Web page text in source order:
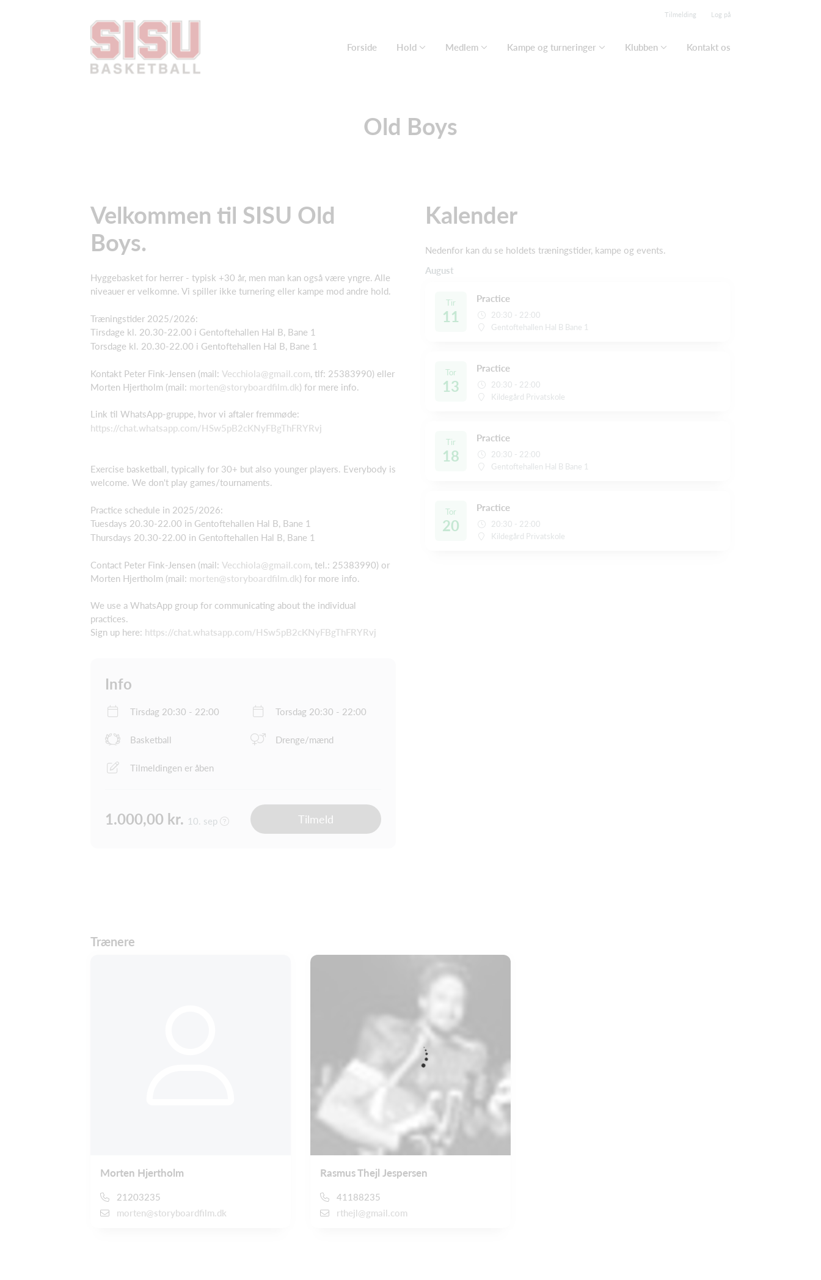
Tilmelding Log på
Forside Hold Medlem Kampe og turneringer Klubben Kontakt os
Old Boys
Velkommen til SISU Old
Boys.
Hyggebasket for herrer - typisk +30 år, men man kan også være yngre. Alle
niveauer er velkomne. Vi spiller ikke turnering eller kampe mod andre hold.
Træningstider 2025/2026:
Tirsdage kl. 20.30-22.00 i Gentoftehallen Hal B, Bane 1
Torsdage kl. 20.30-22.00 i Gentoftehallen Hal B, Bane 1
Kontakt Peter Fink-Jensen (mail: Vecchiola@gmail.com , tlf: 25383990) eller
Morten Hjertholm (mail: morten@storyboardfilm.dk) for mere info.
Link til WhatsApp-gruppe, hvor vi aftaler fremmøde:
https://chat.whatsapp.com/HSw5pB2cKNyFBgThFRYRvj
Exercise basketball, typically for 30+ but also younger players. Everybody is
welcome. We don't play games/tournaments.
Practice schedule in 2025/2026:
Tuesdays 20.30-22.00 in Gentoftehallen Hal B, Bane 1
Thursdays 20.30-22.00 in Gentoftehallen Hal B, Bane 1
Contact Peter Fink-Jensen (mail: Vecchiola@gmail.com , tel.: 25383990) or
Morten Hjertholm (mail: morten@storyboardfilm.dk) for more info.
We use a WhatsApp group for communicating about the individual
practices.
Sign up here: https://chat.whatsapp.com/HSw5pB2cKNyFBgThFRYRvj
Info
Tirsdag 20:30 - 22:00 Torsdag 20:30 - 22:00
Basketball Drenge/mænd
Tilmeldingen er åben
1.000,00 kr. 10. sep Tilmeld
Kalender
Nedenfor kan du se holdets træningstider, kampe og events.
August
Tir
11
Practice
20:30 - 22:00
Gentoftehallen Hal B Bane 1
Tor
13
Practice
20:30 - 22:00
Kildegård Privatskole
Tir
18
Practice
20:30 - 22:00
Gentoftehallen Hal B Bane 1
Tor
20
Practice
20:30 - 22:00
Kildegård Privatskole
Trænere
Morten Hjertholm
21203235
morten@storyboardfilm.dk
Rasmus Thejl Jespersen
41188235
rthejl@gmail.com